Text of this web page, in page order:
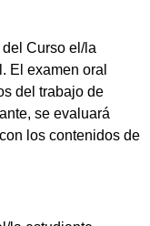
Curso el/la
El examen oral
del trabajo de
se evaluará
los contenidos de